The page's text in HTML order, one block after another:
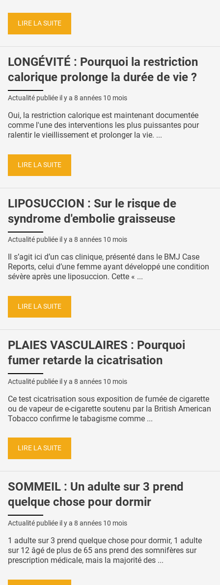
LIRE LA SUITE
LONGÉVITÉ : Pourquoi la restriction
calorique prolonge la durée de vie ?
Actualité publiée il y a 8 années 10 mois
Oui, la restriction calorique est maintenant documentée
comme l'une des interventions les plus puissantes pour
ralentir le vieillissement et prolonger la vie. ...
LIRE LA SUITE
LIPOSUCCION : Sur le risque de
syndrome d'embolie graisseuse
Actualité publiée il y a 8 années 10 mois
Il s’agit ici d’un cas clinique, présenté dans le BMJ Case
Reports, celui d’une femme ayant développé une condition
sévère après une liposuccion. Cette « ...
LIRE LA SUITE
PLAIES VASCULAIRES : Pourquoi
fumer retarde la cicatrisation
Actualité publiée il y a 8 années 10 mois
Ce test cicatrisation sous exposition de fumée de cigarette
ou de vapeur de e-cigarette soutenu par la British American
Tobacco confirme le tabagisme comme ...
LIRE LA SUITE
SOMMEIL : Un adulte sur 3 prend
quelque chose pour dormir
Actualité publiée il y a 8 années 10 mois
1 adulte sur 3 prend quelque chose pour dormir, 1 adulte
sur 12 âgé de plus de 65 ans prend des somnifères sur
prescription médicale, mais la majorité des ...